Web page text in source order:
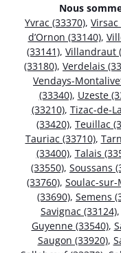
Nous
Yvrac (33370), Virsac
d’Ornon (33140),
(33141), Villandraut
(33180), Verdelais
Vendays-
(33340), Uzeste
(33210), Tizac-de-
(33420), Teuillac
Tauriac (33710),
(33400), Talais
(33550), Soussans
(33760), Soulac-sur-
(33690), Semens
Savignac (33124),
Guyenne (33540),
Saugon (33920),